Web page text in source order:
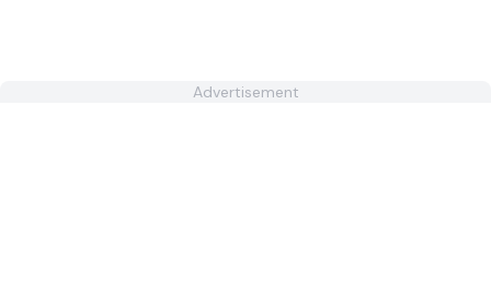
Advertisement